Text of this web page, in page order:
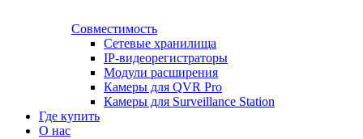
Совместимость
Сетевые хранилища
IP-видеорегистраторы
Модули расширения
Камеры для QVR Pro
Камеры для Surveillance Station
Где купить
О нас